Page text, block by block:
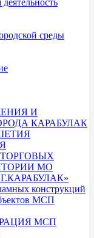
среды
И
КАРАБУЛАК
МО
конструкций
МСП
МСП